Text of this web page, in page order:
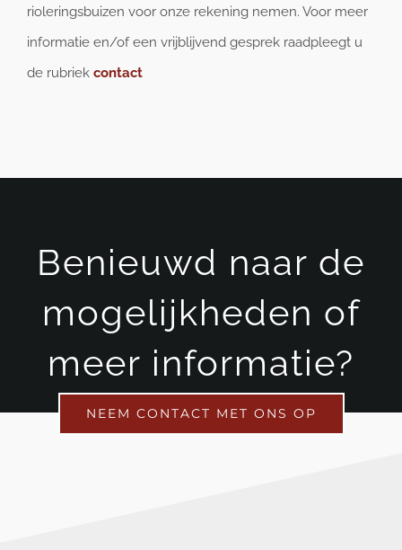
rioleringsbuizen voor onze rekening nemen. Voor meer
informatie en/of een vrijblijvend gesprek raadpleegt u
de rubriek contact
Benieuwd naar de
mogelijkheden of
meer informatie?
NEEM CONTACT MET ONS OP